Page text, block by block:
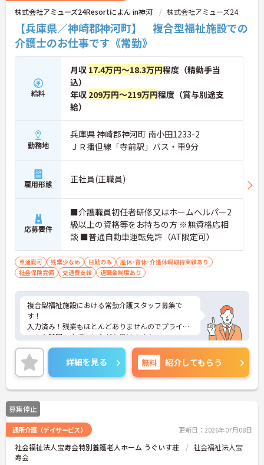
株式会社アミューズ24Resortによん in神河 株式会社アミューズ24
【兵庫県／神崎郡神河町】 複合型福祉施設での
介護士のお仕事です《常勤》
給料
月収 17.4万円～18.3万円程度（精勤手当
込）
年収 209万円～219万円程度（賞与別途支
給）
勤務地
兵庫県 神崎郡神河町 南小田1233-2
ＪＲ播但線「寺前駅」バス・車9分
雇用形態 正社員(正職員)
応募要件
■介護職員初任者研修又はホームヘルパー2
級以上の資格等をお持ちの方 ※無資格応相
談 ■普通自動車運転免許（AT限定可）
車通勤可 残業少なめ 日勤のみ
産休･育休･介護休暇取得実績あり
社会保険完備
交通費支給 退職金制度あり
複合型福祉施設における常勤介護スタッフ募集で
す！
入力済み！残業もほとんどありませんのでプライベ
ートな時間も大切にしながら働けます！
ご興味ある方には、面接のポイントなど、さらに詳
細をお話致しますのでお気軽にご相談ください。
詳細を見る 無料 紹介してもらう
募集停止
通所介護（デイサービス） 更新日：2026年07月08日
社会福祉法人宝寿会特別養護老人ホーム うぐいす荘
社会福祉法人宝
寿会